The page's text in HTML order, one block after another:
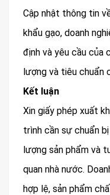
Cập nhật thông tin
khẩu gạo, doanh
định và yêu cầu
lượng và tiêu chuẩn
Kết luận
Xin giấy phép xuất
trình cần sự chuẩn
lượng sản phẩm và
quan nhà nước.
hợp lệ, sản phẩm